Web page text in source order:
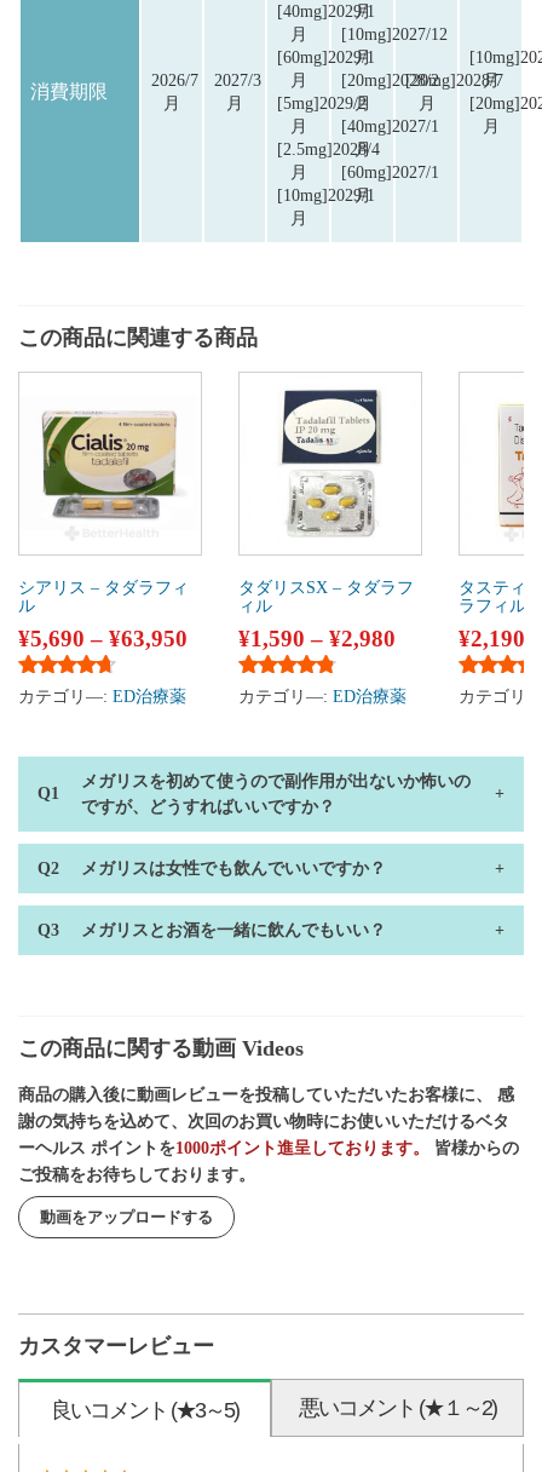
消費期限
2026/7
月
2027/3
月
[40mg]2029/1
月
[60mg]2029/1
月
[5mg]2029/2
月
[2.5mg]2028/4
月
[10mg]2029/1
月
月
[10mg]2027/12
月
[20mg]2028/2
月
[40mg]2027/1
月
[60mg]2027/1
月
[20mg]2028/7
月
月
月
この商品に関連する商品
シアリス – タダラフィ
ル
¥5,690 – ¥63,950
5段階中 4.50の評価
カテゴリ―: ED治療薬
タダリスSX – タダラフ
ィル
¥1,590 – ¥2,980
5段階中 4.65の評価
カテゴリ―: ED治療薬
タスティ
ラフィル
¥2,190
5段階中
カテゴリ
メガリスを初めて使うので副作用が出ないか怖いの
ですが、どうすればいいですか？
メガリスは女性でも飲んでいいですか？
メガリスとお酒を一緒に飲んでもいい？
この商品に関する動画 Videos
商品の購入後に動画レビューを投稿していただいたお客様に、 感
謝の気持ちを込めて、次回のお買い物時にお使いいただけるベタ
ーヘルス ポイントを1000ポイント進呈しております。
皆様からの
ご投稿をお待ちしております。
動画をアップロードする
カスタマーレビュー
良いコメント (★3～5) 悪いコメント (★１～2)